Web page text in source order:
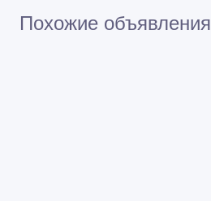
Похожие объявления